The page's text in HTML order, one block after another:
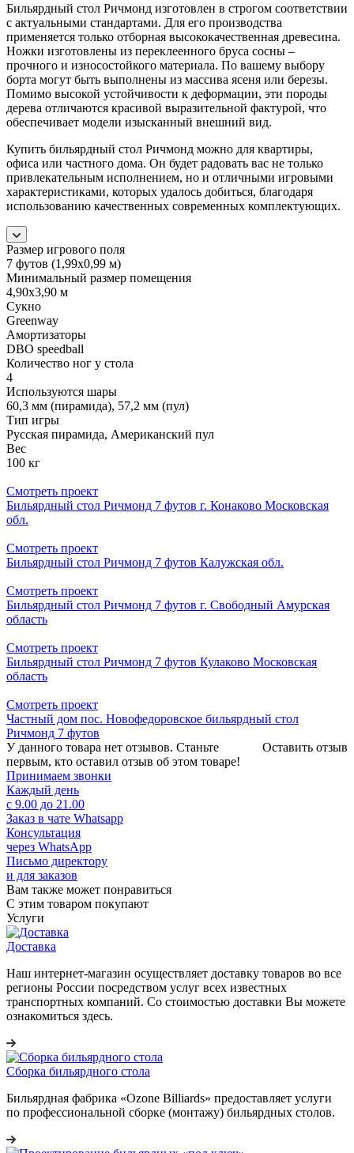
Бильярдный стол Ричмонд изготовлен в строгом соответствии
с актуальными стандартами. Для его производства
применяется только отборная высококачественная древесина.
Ножки изготовлены из переклеенного бруса сосны –
прочного и износостойкого материала. По вашему выбору
борта могут быть выполнены из массива ясеня или березы.
Помимо высокой устойчивости к деформации, эти породы
дерева отличаются красивой выразительной фактурой, что
обеспечивает модели изысканный внешний вид.
Купить бильярдный стол Ричмонд можно для квартиры,
офиса или частного дома. Он будет радовать вас не только
привлекательным исполнением, но и отличными игровыми
характеристиками, которых удалось добиться, благодаря
использованию качественных современных комплектующих.
Размер игрового поля
7 футов (1,99х0,99 м)
Минимальный размер помещения
4,90х3,90 м
Сукно
Greenway
Амортизаторы
DBO speedball
Количество ног у стола
4
Используются шары
60,3 мм (пирамида), 57,2 мм (пул)
Тип игры
Русская пирамида, Американский пул
Вес
100 кг
Смотреть проект
Бильярдный стол Ричмонд 7 футов г. Конаково Московская
обл.
Смотреть проект
Бильярдный стол Ричмонд 7 футов Калужская обл.
Смотреть проект
Бильярдный стол Ричмонд 7 футов г. Свободный Амурская
область
Смотреть проект
Бильярдный стол Ричмонд 7 футов Кулаково Московская
область
Смотреть проект
Частный дом пос. Новофедоровское бильярдный стол
Ричмонд 7 футов
Оставить отзыв
У данного товара нет отзывов. Станьте
первым, кто оставил отзыв об этом товаре!
Принимаем звонки
Каждый день
с 9.00 до 21.00
Заказ в чате Whatsapp
Консультация
через WhatsApp
Письмо директору
и для заказов
Вам также может понравиться
С этим товаром покупают
Услуги
Доставка
Наш интернет-магазин осуществляет доставку товаров во все
регионы России посредством услуг всех известных
транспортных компаний. Со стоимостью доставки Вы можете
ознакомиться здесь.
Сборка бильярдного стола
Бильярдная фабрика «Ozone Billiards» предоставляет услуги
по профессиональной сборке (монтажу) бильярдных столов.